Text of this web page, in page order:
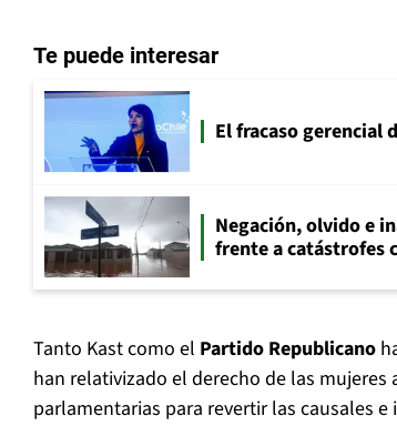
Te puede interesar
El fracaso gerencial
Negación, olvido e
frente a catástrofes
Tanto Kast como el Partido Republicano
han relativizado el derecho de las
parlamentarias para revertir las causales